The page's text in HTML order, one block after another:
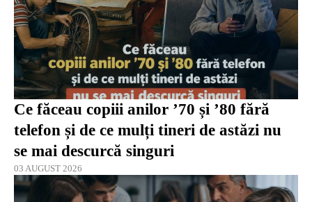
Ce făceau copiii anilor ’70 și ’80 fără
telefon și de ce mulți tineri de astăzi nu
se mai descurcă singuri
03 AUGUST 2026